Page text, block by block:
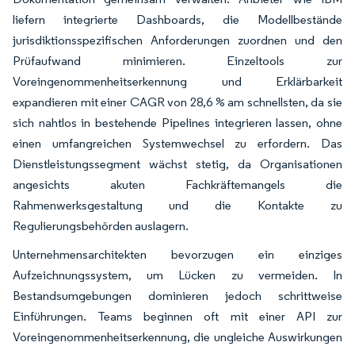
liefern integrierte Dashboards, die Modellbestände
jurisdiktionsspezifischen Anforderungen zuordnen und den
Prüfaufwand minimieren. Einzeltools zur
Voreingenommenheitserkennung und Erklärbarkeit
expandieren mit einer CAGR von 28,6 % am schnellsten, da sie
sich nahtlos in bestehende Pipelines integrieren lassen, ohne
einen umfangreichen Systemwechsel zu erfordern. Das
Dienstleistungssegment wächst stetig, da Organisationen
angesichts akuten Fachkräftemangels die
Rahmenwerksgestaltung und die Kontakte zu
Regulierungsbehörden auslagern.
Unternehmensarchitekten bevorzugen ein einziges
Aufzeichnungssystem, um Lücken zu vermeiden. In
Bestandsumgebungen dominieren jedoch schrittweise
Einführungen. Teams beginnen oft mit einer API zur
Voreingenommenheitserkennung, die ungleiche Auswirkungen